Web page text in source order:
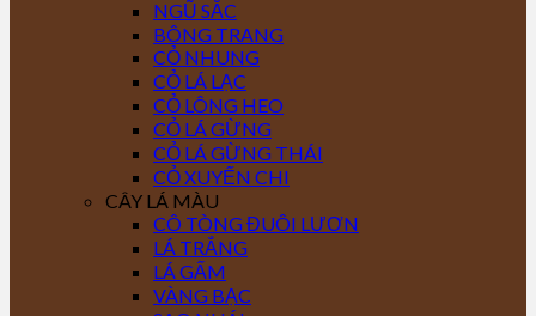
NGŨ SẮC
BÔNG TRANG
CỎ NHUNG
CỎ LÁ LẠC
CỎ LÔNG HEO
CỎ LÁ GỪNG
CỎ LÁ GỪNG THÁI
CỎ XUYẾN CHI
CÂY LÁ MÀU
CÔ TÒNG ĐUÔI LƯƠN
LÁ TRẮNG
LÁ GẤM
VÀNG BẠC